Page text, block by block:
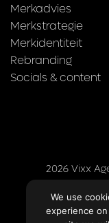
Merkadvies
Merkstrategie
Merkidentiteit
Rebranding
Socials & content
2026 Vixx
Contact
We use
experience